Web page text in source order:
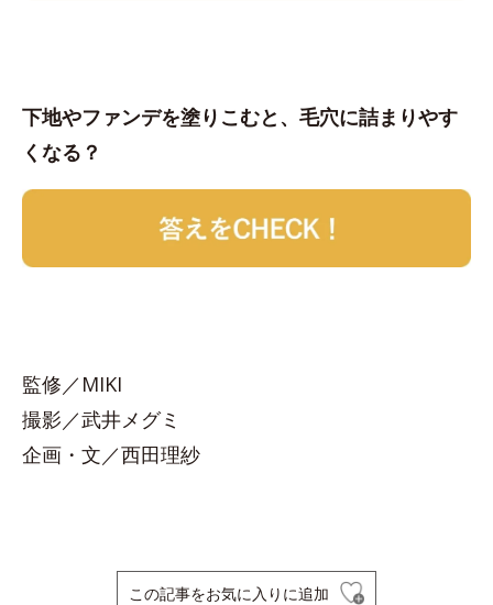
下地やファンデを塗りこむと、毛穴に詰まりやす
くなる？
監修／MIKI
撮影／武井メグミ
企画・文／西田理紗
この記事をお気に入りに追加